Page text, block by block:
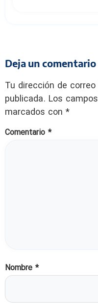
Deja un comentario
Tu dirección de
publicada. Los
marcados con *
Comentario *
Nombre *